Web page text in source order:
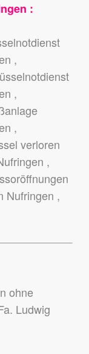
:
,
,
,
verloren
,
Nufringen ,
ohne
Ludwig